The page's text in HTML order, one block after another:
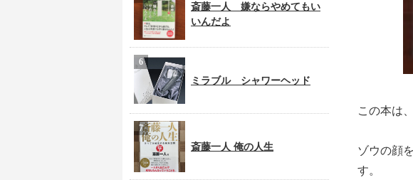
この本は
ゾウの顔
す。
斎藤一人 嫌ならやめてもい
いんだよ
ミラブル シャワーヘッド
斎藤一人 俺の人生